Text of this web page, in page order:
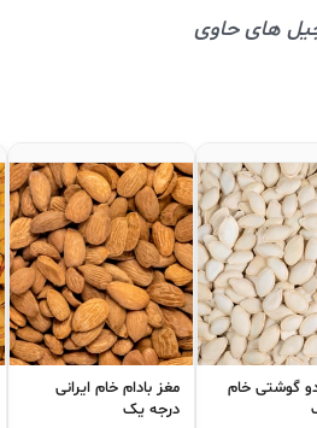
های حاوی
گوشتی خام
مغز بادام خام ایرانی
درجه یک